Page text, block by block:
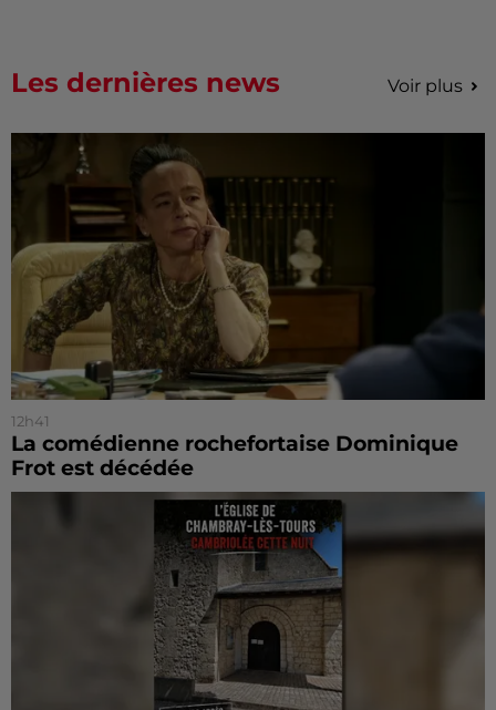
Les dernières news Voir plus
12h41
La comédienne rochefortaise Dominique
Frot est décédée